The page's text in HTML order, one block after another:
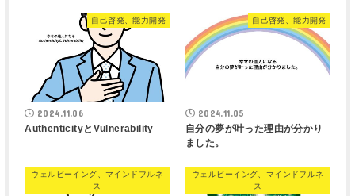
自己啓発、能力開発
2024.11.06
AuthenticityとVulnerability
自己啓発、能力開発
2024.11.05
自分の夢が叶った理由が分かり
ました。
ウェルビーイング、マインドフルネ
ス
ウェルビーイング、マインドフルネ
ス